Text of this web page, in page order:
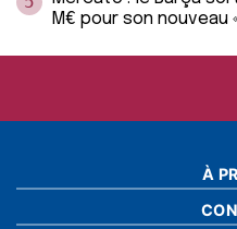
M€ pour son nouveau
À